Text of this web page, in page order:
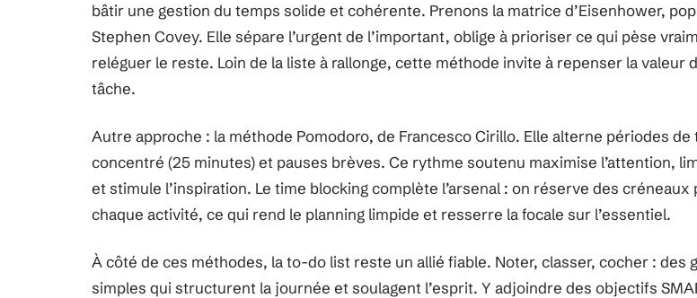
bâtir une gestion du temps solide et cohérente. Prenons la matrice d’Eisenhower,
Stephen Covey. Elle sépare l’urgent de l’important, oblige à prioriser ce qui pèse
reléguer le reste. Loin de la liste à rallonge, cette méthode invite à repenser la valeur
tâche.
Autre approche : la méthode Pomodoro, de Francesco Cirillo. Elle alterne périodes de
concentré (25 minutes) et pauses brèves. Ce rythme soutenu maximise l’attention,
et stimule l’inspiration. Le time blocking complète l’arsenal : on réserve des créneaux
chaque activité, ce qui rend le planning limpide et resserre la focale sur l’essentiel.
À côté de ces méthodes, la to-do list reste un allié fiable. Noter, classer, cocher : des
simples qui structurent la journée et soulagent l’esprit. Y adjoindre des objectifs